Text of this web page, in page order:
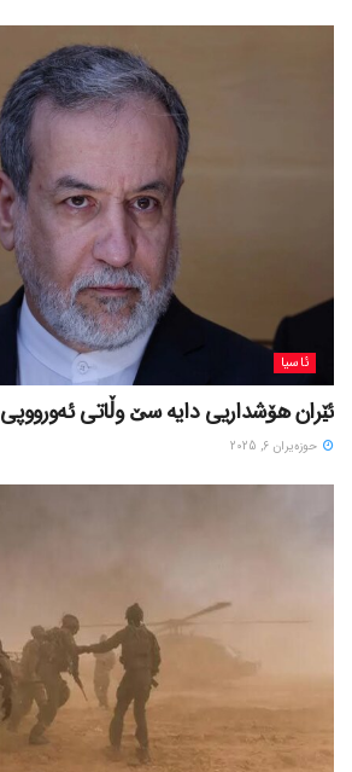
ئاسیا
ئێران هۆشداریی دایە سێ وڵاتی ئەورووپی
حوزه‌یران 6, 2025